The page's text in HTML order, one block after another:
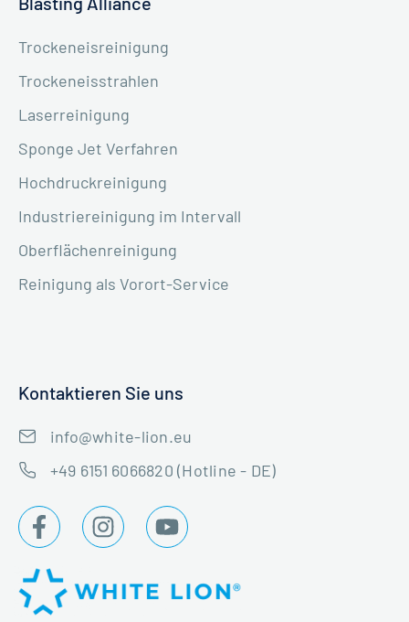
Trockeneisreinigung
Trockeneisstrahlen
Laserreinigung
Sponge Jet Verfahren
Hochdruckreinigung
Industriereinigung im Intervall
Oberflächenreinigung
Reinigung als Vorort-Service
Kontaktieren Sie uns
info@white-lion.eu
+49 6151 6066820 (Hotline - DE)